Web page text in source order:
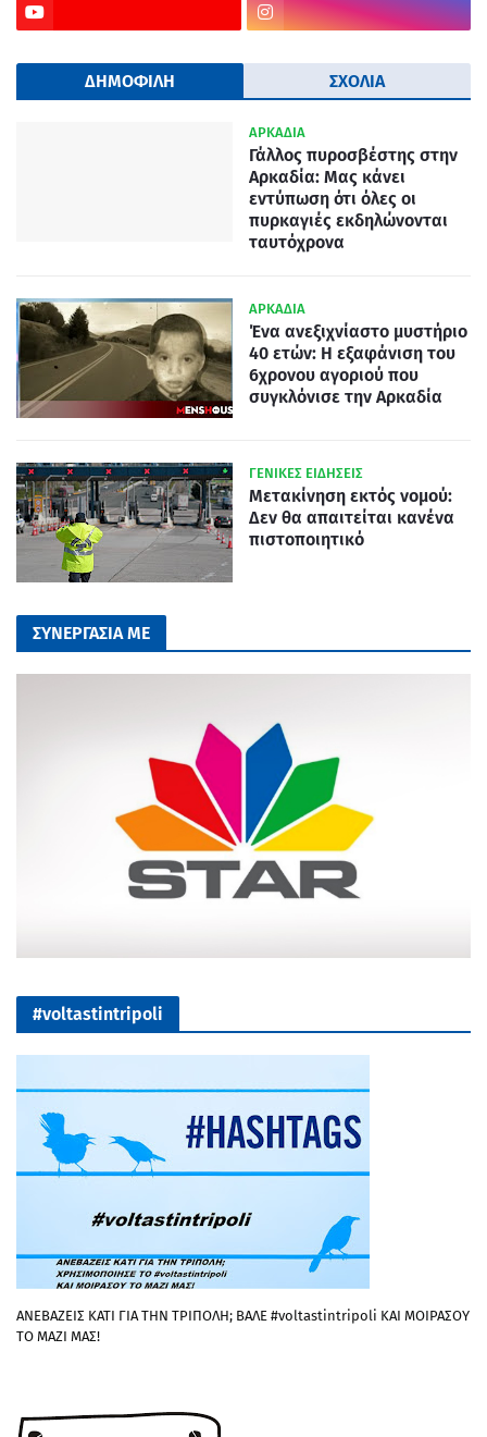
ΔΗΜΟΦΙΛΗ ΣΧΟΛΙΑ
ΑΡΚΑΔΙΑ
Γάλλος πυροσβέστης στην
Αρκαδία: Μας κάνει
εντύπωση ότι όλες οι
πυρκαγιές εκδηλώνονται
ταυτόχρονα
ΑΡΚΑΔΙΑ
Ένα ανεξιχνίαστο μυστήριο
40 ετών: Η εξαφάνιση του
6χρονου αγοριού που
συγκλόνισε την Αρκαδία
ΓΕΝΙΚΕΣ ΕΙΔΗΣΕΙΣ
Μετακίνηση εκτός νομού:
Δεν θα απαιτείται κανένα
πιστοποιητικό
ΣΥΝΕΡΓΑΣΙΑ ΜΕ
#voltastintripoli
ΑΝΕΒΑΖΕΙΣ ΚΑΤΙ ΓΙΑ ΤΗΝ ΤΡΙΠΟΛΗ; ΒΑΛΕ #voltastintripoli ΚΑΙ ΜΟΙΡΑΣΟΥ
ΤΟ ΜΑΖΙ ΜΑΣ!